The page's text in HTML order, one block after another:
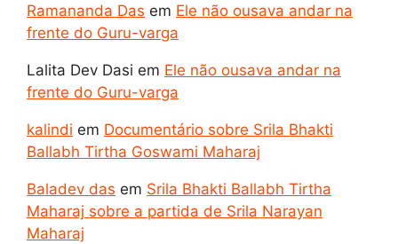
Ramananda Das em Ele não ousava andar na
frente do Guru-varga
Lalita Dev Dasi em Ele não ousava andar na
frente do Guru-varga
kalindi em Documentário sobre Srila Bhakti
Ballabh Tirtha Goswami Maharaj
Baladev das em Srila Bhakti Ballabh Tirtha
Maharaj sobre a partida de Srila Narayan
Maharaj